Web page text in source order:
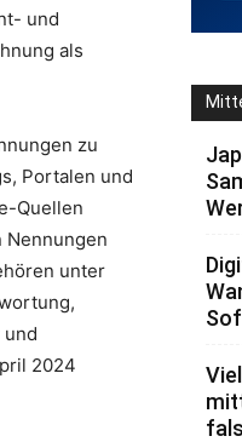
und
als
zu
Portalen und
Quellen
unter
2024